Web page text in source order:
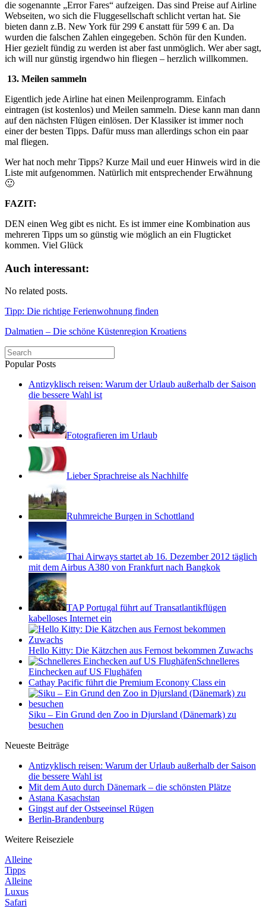
die sogenannte „Error Fares“ aufzeigen. Das sind Preise auf Airline
Webseiten, wo sich die Fluggesellschaft schlicht vertan hat. Sie
bieten dann z.B. New York für 299 € anstatt für 599 € an. Da
wurden die falschen Zahlen eingegeben. Schön für den Kunden.
Hier gezielt fündig zu werden ist aber fast unmöglich. Wer aber sagt,
ich will nur günstig irgendwo hin fliegen – herzlich willkommen.
13. Meilen sammeln
Eigentlich jede Airline hat einen Meilenprogramm. Einfach
eintragen (ist kostenlos) und Meilen sammeln. Diese kann man dann
auf den nächsten Flügen einlösen. Der Klassiker ist immer noch
einer der besten Tipps. Dafür muss man allerdings schon ein paar
mal fliegen.
Wer hat noch mehr Tipps? Kurze Mail und euer Hinweis wird in die
Liste mit aufgenommen. Natürlich mit entsprechender Erwähnung
🙂
FAZIT:
DEN einen Weg gibt es nicht. Es ist immer eine Kombination aus
mehreren Tipps um so günstig wie möglich an ein Flugticket
kommen. Viel Glück
Auch interessant:
No related posts.
Tipp: Die richtige Ferienwohnung finden
Dalmatien – Die schöne Küstenregion Kroatiens
Popular Posts
Antizyklisch reisen: Warum der Urlaub außerhalb der Saison
die bessere Wahl ist
Fotografieren im Urlaub
Lieber Sprachreise als Nachhilfe
Ruhmreiche Burgen in Schottland
Thai Airways startet ab 16. Dezember 2012 täglich
mit dem Airbus A380 von Frankfurt nach Bangkok
TAP Portugal führt auf Transatlantikflügen
kabelloses Internet ein
Hello Kitty: Die Kätzchen aus Fernost bekommen Zuwachs
Schnelleres
Einchecken auf US Flughäfen
Cathay Pacific führt die Premium Econony Class ein
Siku – Ein Grund den Zoo in Djursland (Dänemark) zu
besuchen
Neueste Beiträge
Antizyklisch reisen: Warum der Urlaub außerhalb der Saison
die bessere Wahl ist
Mit dem Auto durch Dänemark – die schönsten Plätze
Astana Kasachstan
Gingst auf der Ostseeinsel Rügen
Berlin-Brandenburg
Weitere Reiseziele
Alleine
Tipps
Alleine
Luxus
Safari